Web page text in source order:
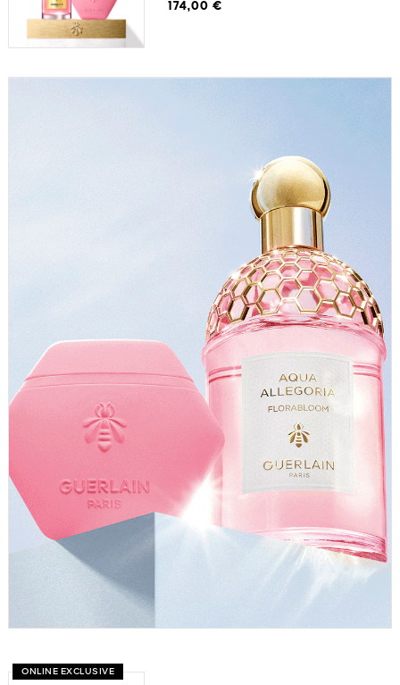
174,00 €
ONLINE EXCLUSIVE